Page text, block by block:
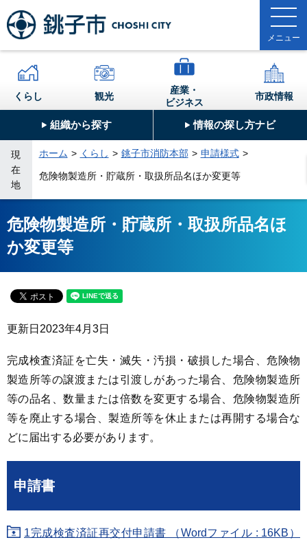
組織から探す 情報の探し方ナビ
くらし 観光
産業・
ビジネス
市政情報
現
在
地
ホーム くらし 銚子市消防本部 申請様式
危険物製造所・貯蔵所・取扱所品名ほか変更等
危険物製造所・貯蔵所・取扱所品名ほ
か変更等
更新日 2023年4月3日
完成検査済証を亡失・滅失・汚損・破損した場合、危険物
製造所等の譲渡または引渡しがあった場合、危険物製造所
等の品名、数量または倍数を変更する場合、危険物製造所
等を廃止する場合、製造所等を休止または再開する場合な
どに届出する必要があります。
申請書
1完成検査済証再交付申請書 （Wordファイル : 16KB）